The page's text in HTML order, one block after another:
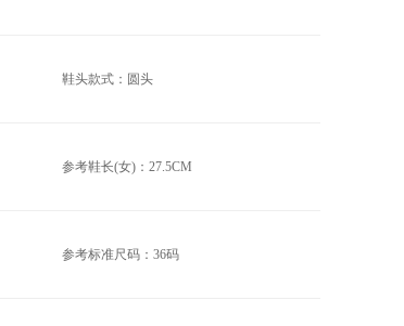
鞋头款式：圆头
参考鞋长(女)：27.5CM
参考标准尺码：36码